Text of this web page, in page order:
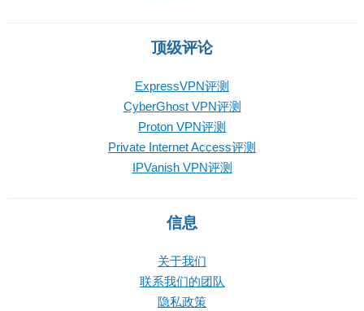
顶级评论
ExpressVPN评测
CyberGhost VPN评测
Proton VPN评测
Private Internet Access评测
IPVanish VPN评测
信息
关于我们
联系我们的团队
隐私政策